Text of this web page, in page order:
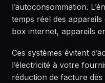
l’autoconsommation.
temps réel des
box internet, appareils
Ces systèmes évitent
l’électricité à votre
réduction de facture